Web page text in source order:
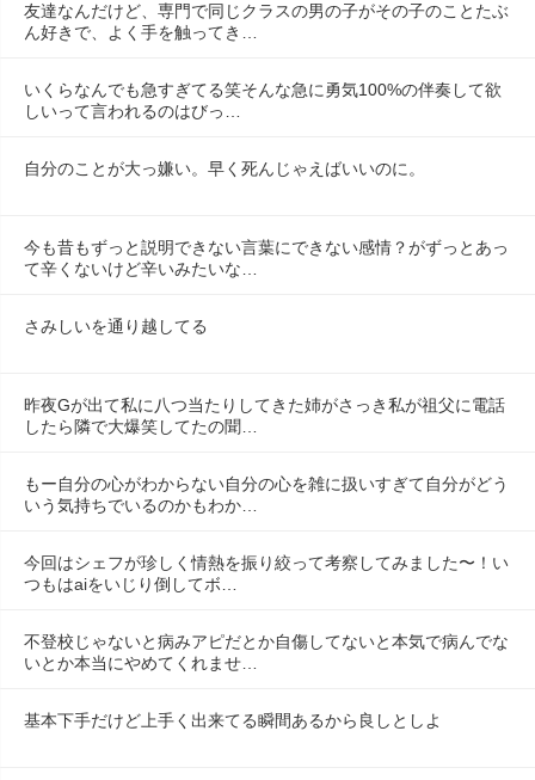
友達なんだけど、専門で同じクラスの男の子がその子のことたぶ
ん好きで、よく手を触ってき…
いくらなんでも急すぎてる笑そんな急に勇気100%の伴奏して欲
しいって言われるのはびっ…
自分のことが大っ嫌い。早く死んじゃえばいいのに。
今も昔もずっと説明できない言葉にできない感情？がずっとあっ
て辛くないけど辛いみたいな…
さみしいを通り越してる
昨夜Gが出て私に八つ当たりしてきた姉がさっき私が祖父に電話
したら隣で大爆笑してたの聞…
もー自分の心がわからない自分の心を雑に扱いすぎて自分がどう
いう気持ちでいるのかもわか…
今回はシェフが珍しく情熱を振り絞って考察してみました〜！い
つもはaiをいじり倒してボ…
不登校じゃないと病みアピだとか自傷してないと本気で病んでな
いとか本当にやめてくれませ…
基本下手だけど上手く出来てる瞬間あるから良しとしよ